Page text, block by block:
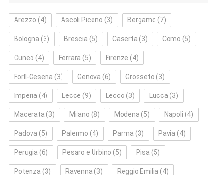
Arezzo (4) Ascoli Piceno (3) Bergamo (7)
Bologna (3) Brescia (5) Caserta (3) Como (5)
Cuneo (4) Ferrara (5) Firenze (4)
Forlì‑Cesena (3) Genova (6) Grosseto (3)
Imperia (4) Lecce (9) Lecco (3) Lucca (3)
Macerata (3) Milano (8) Modena (5) Napoli (4)
Padova (5) Palermo (4) Parma (3) Pavia (4)
Perugia (6) Pesaro e Urbino (5) Pisa (5)
Potenza (3) Ravenna (3) Reggio Emilia (4)